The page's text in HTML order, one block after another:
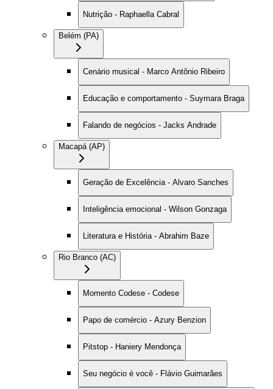
Nutrição - Raphaella Cabral
Belém (PA)
Cenário musical - Marco Antônio Ribeiro
Educação e comportamento - Suymara Braga
Falando de negócios - Jacks Andrade
Macapá (AP)
Geração de Excelência - Alvaro Sanches
Inteligência emocional - Wilson Gonzaga
Literatura e História - Abrahim Baze
Rio Branco (AC)
Momento Codese - Codese
Papo de comércio - Azury Benzion
Pitstop - Haniery Mendonça
Seu negócio é você - Flávio Guimarães